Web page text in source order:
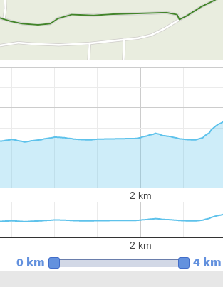
2 km
2 km
0 km 4 km